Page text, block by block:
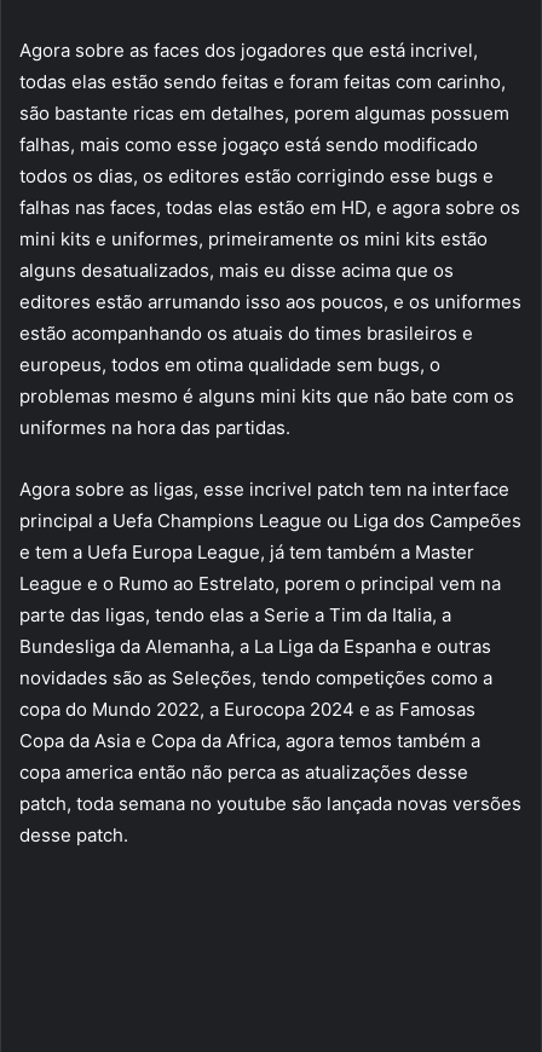
Agora sobre as faces dos jogadores que está incrivel,
todas elas estão sendo feitas e foram feitas com carinho,
são bastante ricas em detalhes, porem algumas possuem
falhas, mais como esse jogaço está sendo modificado
todos os dias, os editores estão corrigindo esse bugs e
falhas nas faces, todas elas estão em HD, e agora sobre os
mini kits e uniformes, primeiramente os mini kits estão
alguns desatualizados, mais eu disse acima que os
editores estão arrumando isso aos poucos, e os uniformes
estão acompanhando os atuais do times brasileiros e
europeus, todos em otima qualidade sem bugs, o
problemas mesmo é alguns mini kits que não bate com os
uniformes na hora das partidas.
Agora sobre as ligas, esse incrivel patch tem na interface
principal a Uefa Champions League ou Liga dos Campeões
e tem a Uefa Europa League, já tem também a Master
League e o Rumo ao Estrelato, porem o principal vem na
parte das ligas, tendo elas a Serie a Tim da Italia, a
Bundesliga da Alemanha, a La Liga da Espanha e outras
novidades são as Seleções, tendo competições como a
copa do Mundo 2022, a Eurocopa 2024 e as Famosas
Copa da Asia e Copa da Africa, agora temos também a
copa america então não perca as atualizações desse
patch, toda semana no youtube são lançada novas versões
desse patch.